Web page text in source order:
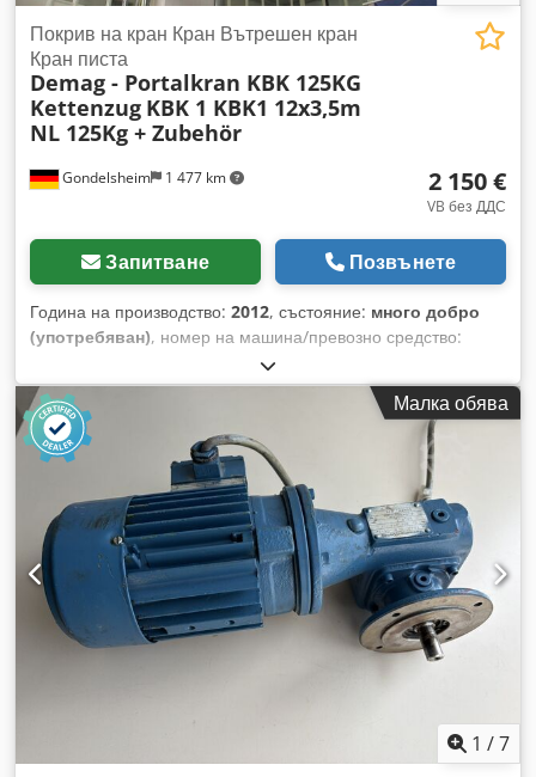
Gondelsheim 1 477 km
Покрив на кран Кран Вътрешен кран
Кран писта
Demag - Portalkran KBK 125KG
Kettenzug KBK 1 KBK1 12x3,5m
NL 125Kg + Zubehör
2 150 €
VB без ДДС
Запитване Позвънете
Година на производство: 2012, състояние: много добро
(употребяван), номер на машина/превозно средство:
, DEMAG KBK небесен кран, кранова пътека,
размери около 12 м x 3,5 м Моля, запитайте за други
размери! Полезен товар / товароподемност: 125 кг - 0,125 т
Технически данни на системата: Кранова пътека от релси
Demag KBK1 Системата се доставя напълно
комплектована: Dwodpfxepiarne Am Rja KBK релси,
съединители за релси, ходови механизми, крайни плочи,
кабелен носач, токозахранване, държачи/окачвания и др.
Вкл. 1 мост с 125 кг Demag DC-COM верижен телфер
Кранът е разглобен и е веднага наличен Много добро
използвано състояние, вижте снимките Местонахождение
на артикула: 75053 Гонделсхайм Доставка с транспортна
фирма или вземане само след предварителна уговорка
попитайте за вашата кранова пътека с изнасяне и размери.
Малка обява
1 /7